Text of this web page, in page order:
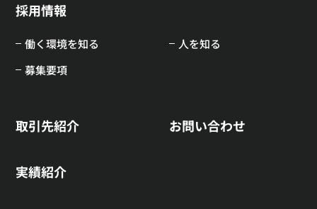
採用情報
働く環境を知る
人を知る
募集要項
取引先紹介
実績紹介
お問い合わせ